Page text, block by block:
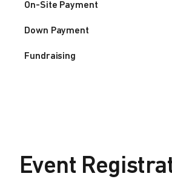
On-Site Payment
Down Payment
Fundraising
Event